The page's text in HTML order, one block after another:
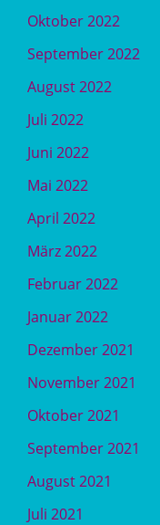
Oktober 2022
September 2022
August 2022
Juli 2022
Juni 2022
Mai 2022
April 2022
März 2022
Februar 2022
Januar 2022
Dezember 2021
November 2021
Oktober 2021
September 2021
August 2021
Juli 2021